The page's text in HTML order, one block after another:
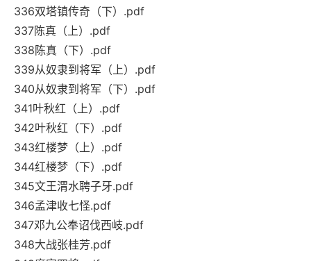
336双塔镇传奇（下）.pdf
337陈真（上）.pdf
338陈真（下）.pdf
339从奴隶到将军（上）.pdf
340从奴隶到将军（下）.pdf
341叶秋红（上）.pdf
342叶秋红（下）.pdf
343红楼梦（上）.pdf
344红楼梦（下）.pdf
345文王渭水聘子牙.pdf
346孟津收七怪.pdf
347邓九公奉诏伐西岐.pdf
348大战张桂芳.pdf